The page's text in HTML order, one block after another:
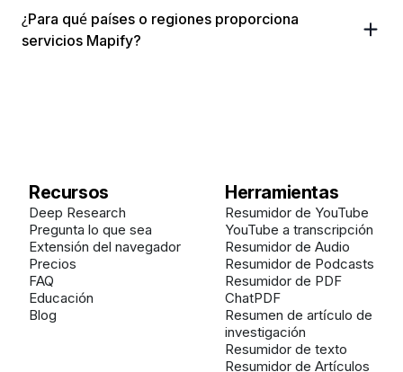
¿Para qué países o regiones proporciona
servicios Mapify?
Recursos
Deep Research
Pregunta lo que sea
Extensión del navegador
Precios
FAQ
Educación
Blog
Herramientas
Resumidor de YouTube
YouTube a transcripción
Resumidor de Audio
Resumidor de Podcasts
Resumidor de PDF
ChatPDF
Resumen de artículo de
investigación
Resumidor de texto
Resumidor de Artículos